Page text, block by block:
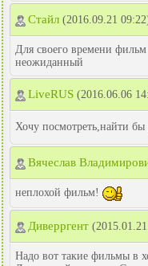
Стайл (2016.09.21
Для своего времени
неожиданный
LiveRUS (2016.06.06
Хочу посмотреть,найти
Вячеслав
неплохой фильм!
Диверргент
Надо вот такие фильмы в